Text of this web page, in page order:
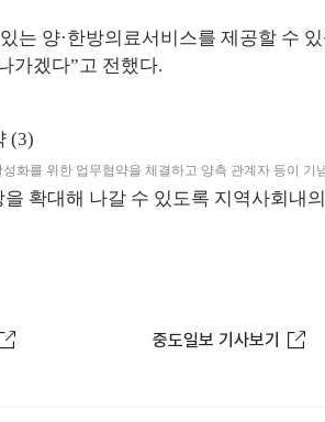
는 양·한방의료서비스를 제공할 수
가겠다”고 전했다.
화를 위한 업무협약을 체결하고 양측 관계자 등이 기
확대해 나갈 수 있도록 지역사회내
새창열림 중도일보 기사보기 새창